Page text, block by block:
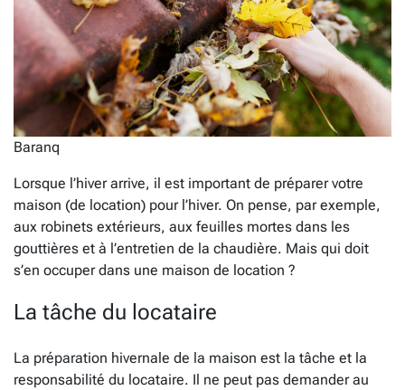
Baranq
Lorsque l’hiver arrive, il est important de préparer votre
maison (de location) pour l’hiver. On pense, par exemple,
aux robinets extérieurs, aux feuilles mortes dans les
gouttières et à l’entretien de la chaudière. Mais qui doit
s’en occuper dans une maison de location ?
La tâche du locataire
La préparation hivernale de la maison est la tâche et la
responsabilité du locataire. Il ne peut pas demander au